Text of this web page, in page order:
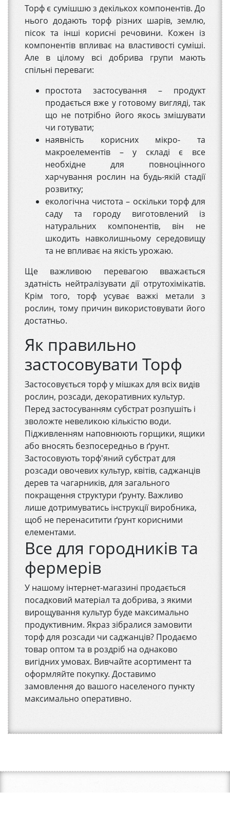
Торф є сумішшю з декількох компонентів. До
нього додають торф різних шарів, землю,
пісок та інші корисні речовини. Кожен із
компонентів впливає на властивості суміші.
Але в цілому всі добрива групи мають
спільні переваги:
простота застосування – продукт
продається вже у готовому вигляді, так
що не потрібно його якось змішувати
чи готувати;
наявність корисних мікро- та
макроелементів – у складі є все
необхідне для повноцінного
харчування рослин на будь-якій стадії
розвитку;
екологічна чистота – оскільки торф для
саду та городу виготовлений із
натуральних компонентів, він не
шкодить навколишньому середовищу
та не впливає на якість урожаю.
Ще важливою перевагою вважається
здатність нейтралізувати дії отрутохімікатів.
Крім того, торф усуває важкі метали з
рослин, тому причин використовувати його
достатньо.
Як правильно
застосовувати Торф
Застосовується торф у мішках для всіх видів
рослин, розсади, декоративних культур.
Перед застосуванням субстрат розпушіть і
зволожте невеликою кількістю води.
Підживленням наповнюють горщики, ящики
або вносять безпосередньо в ґрунт.
Застосовують торф'яний субстрат для
розсади овочевих культур, квітів, саджанців
дерев та чагарників, для загального
покращення структури ґрунту. Важливо
лише дотримуватись інструкції виробника,
щоб не перенаситити ґрунт корисними
елементами.
Все для городників та
фермерів
У нашому інтернет-магазині продається
посадковий матеріал та добрива, з якими
вирощування культур буде максимально
продуктивним. Якраз зібралися замовити
торф для розсади чи саджанців? Продаємо
товар оптом та в роздріб на однаково
вигідних умовах. Вивчайте асортимент та
оформляйте покупку. Доставимо
замовлення до вашого населеного пункту
максимально оперативно.